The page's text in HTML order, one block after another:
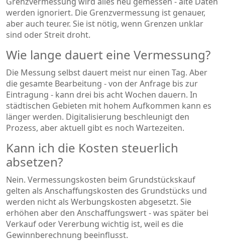
werden ignoriert. Die Grenzvermessung ist genauer,
aber auch teurer. Sie ist nötig, wenn Grenzen unklar
sind oder Streit droht.
Wie lange dauert eine Vermessung?
Die Messung selbst dauert meist nur einen Tag. Aber
die gesamte Bearbeitung - von der Anfrage bis zur
Eintragung - kann drei bis acht Wochen dauern. In
städtischen Gebieten mit hohem Aufkommen kann es
länger werden. Digitalisierung beschleunigt den
Prozess, aber aktuell gibt es noch Wartezeiten.
Kann ich die Kosten steuerlich
absetzen?
Nein. Vermessungskosten beim Grundstückskauf
gelten als Anschaffungskosten des Grundstücks und
werden nicht als Werbungskosten abgesetzt. Sie
erhöhen aber den Anschaffungswert - was später bei
Verkauf oder Vererbung wichtig ist, weil es die
Gewinnberechnung beeinflusst.